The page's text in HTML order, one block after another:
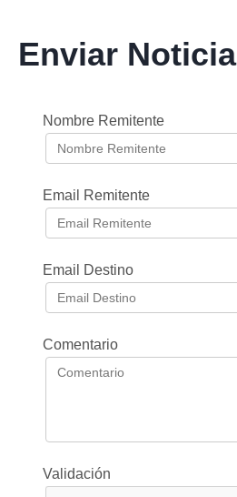
Enviar Noticia
Nombre Remitente
Email Remitente
Email Destino
Comentario
Validación